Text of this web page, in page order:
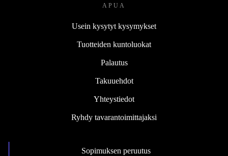
APUA
Usein kysytyt kysymykset
Tuotteiden kuntoluokat
Palautus
Takuuehdot
Yhteystiedot
Ryhdy tavarantoimittajaksi
Sopimuksen peruutus